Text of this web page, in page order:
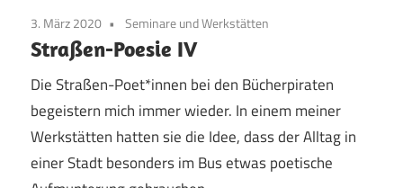
3. März 2020 Seminare und Werkstätten
Straßen-Poesie IV
Die Straßen-Poet*innen bei den Bücherpiraten
begeistern mich immer wieder. In einem meiner
Werkstätten hatten sie die Idee, dass der Alltag in
einer Stadt besonders im Bus etwas poetische